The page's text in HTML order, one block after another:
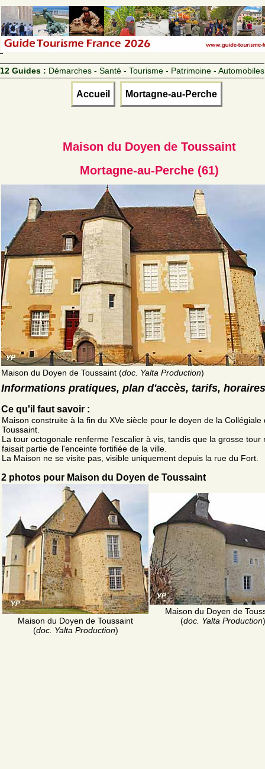
12 Guides : Démarches - Santé - Tourisme - Patrimoine - Automobiles
Accueil Mortagne-au-Perche
Maison du Doyen de Toussaint
Mortagne-au-Perche (61)
Maison du Doyen de Toussaint (doc. Yalta Production)
Informations pratiques, plan d'accès, tarifs, horaires
Ce qu'il faut savoir :
Maison construite à la fin du XVe siècle pour le doyen de la Collégiale
Toussaint.
La tour octogonale renferme l'escalier à vis, tandis que la grosse tour
faisait partie de l'enceinte fortifiée de la ville.
La Maison ne se visite pas, visible uniquement depuis la rue du Fort.
2 photos pour Maison du Doyen de Toussaint
Maison du Doyen de Toussaint
(doc. Yalta Production)
Maison du Doyen de
(doc. Yalta Production)